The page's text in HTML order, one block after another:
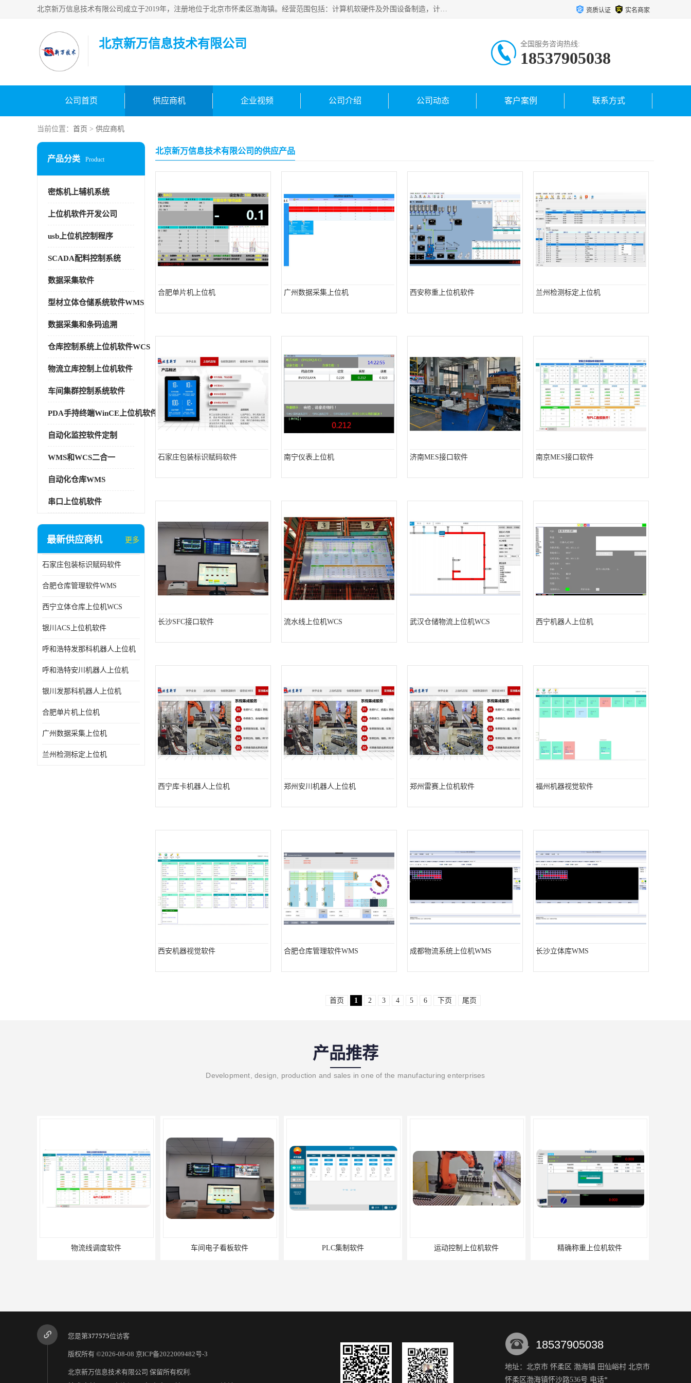
北京新万信息技术有限公司成立于2019年，注册地位于北京市怀柔区渤海镇。经营范围包括：计算机软硬件及外围设备制造，计算器设备制造，信息系统集成服务，网络与信息安全软件开发，计算机软硬件及辅助设备零售，计算机系统服务，仪器仪表、电力电子元器件、电子专用设备销售，电子专用设备制造，工业机器人销售，工业机器人制造，工业机器人安装、维修，智能机器人销售，软件开发、销售，电子元器件制造、零售、批发。 资质认证 实名商家
北京新万信息技术有限公司 全国服务咨询热线:
18537905038
公司首页 供应商机 企业视频 公司介绍 公司动态 客户案例 联系方式
当前位置： 首页 > 供应商机
产品分类 Product
密炼机上辅机系统
上位机软件开发公司
usb上位机控制程序
SCADA配料控制系统
数据采集软件
型材立体仓储系统软件WMS
数据采集和条码追溯
仓库控制系统上位机软件WCS
物流立库控制上位机软件
车间集群控制系统软件
PDA手持终端WinCE上位机软件
自动化监控软件定制
WMS和WCS二合一
自动化仓库WMS
串口上位机软件
最新供应商机 更多
石家庄包装标识赋码软件
合肥仓库管理软件WMS
西宁立体仓库上位机WCS
银川ACS上位机软件
呼和浩特发那科机器人上位机
呼和浩特安川机器人上位机
银川发那科机器人上位机
合肥单片机上位机
广州数据采集上位机
兰州检测标定上位机
北京新万信息技术有限公司的供应产品
合肥单片机上位机 广州数据采集上位机 西安称重上位机软件 兰州检测标定上位机
石家庄包装标识赋码软件 南宁仪表上位机 济南MES接口软件 南京MES接口软件
长沙SFC接口软件 流水线上位机WCS 武汉仓储物流上位机WCS 西宁机器人上位机
西宁库卡机器人上位机 郑州安川机器人上位机 郑州雷赛上位机软件 福州机器视觉软件
西安机器视觉软件 合肥仓库管理软件WMS 成都物流系统上位机WMS 长沙立体库WMS
首页 1 2 3 4 5 6 下页 尾页
产品推荐
Development, design, production and sales in one of the manufacturing enterprises
物流线调度软件 车间电子看板软件 PLC集制软件 运动控制上位机软件 精确称重上位机软件
您是第377575位访客
版权所有 ©2026-08-08 京ICP备2022009482号-3
北京新万信息技术有限公司 保留所有权利.
18537905038
地址：北京市 怀柔区 渤海镇 田仙峪村 北京市
怀柔区渤海镇怀沙路536号 电话*